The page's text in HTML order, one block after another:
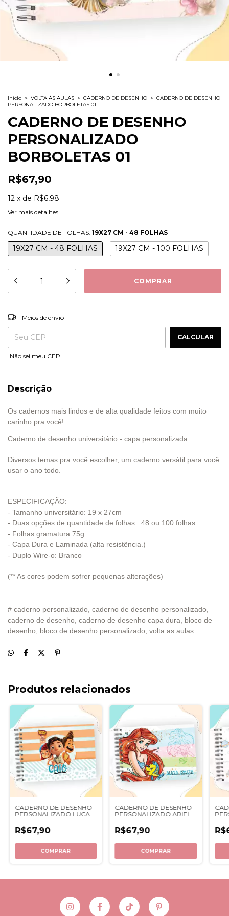
Início > VOLTA ÀS AULAS > CADERNO DE DESENHO > CADERNO DE DESENHO
PERSONALIZADO BORBOLETAS 01
CADERNO DE DESENHO
PERSONALIZADO
BORBOLETAS 01
R$67,90
12 x de R$6,98
Ver mais detalhes
QUANTIDADE DE FOLHAS: 19X27 CM - 48 FOLHAS
19X27 CM - 48 FOLHAS 19X27 CM - 100 FOLHAS
Entregas para o CEP:
Meios de envio
CALCULAR
Não sei meu CEP
Descrição
Os cadernos mais lindos e de alta qualidade feitos com muito
carinho pra você!
Caderno de desenho universitário - capa personalizada
Diversos temas pra você escolher, um caderno versátil para você
usar o ano todo.
ESPECIFICAÇÃO:
- Tamanho universitário: 19 x 27cm
- Duas opções de quantidade de folhas : 48 ou 100 folhas
- Folhas gramatura 75g
- Capa Dura e Laminada (alta resistência.)
- Duplo Wire-o: Branco
(** As cores podem sofrer pequenas alterações)
# caderno personalizado, caderno de desenho personalizado,
caderno de desenho, caderno de desenho capa dura, bloco de
desenho, bloco de desenho personalizado, volta as aulas
Produtos relacionados
CADERNO DE DESENHO
PERSONALIZADO LUCA
R$67,90
COMPRAR
CADERNO DE DESENHO
PERSONALIZADO ARIEL
R$67,90
COMPRAR